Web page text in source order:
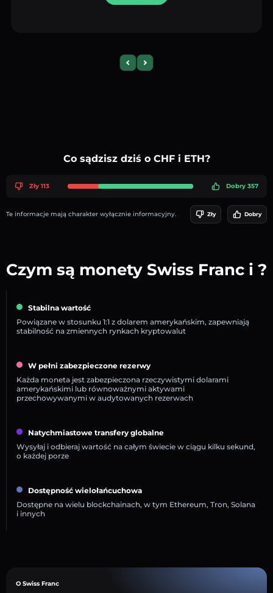
Previous slide
Next slide
Co sądzisz dziś o CHF i ETH?
Zły 113 Dobry 357
Te informacje mają charakter wyłącznie informacyjny. Zły Dobry
Czym są monety Swiss Franc i ?
Stabilna wartość
Powiązane w stosunku 1:1 z dolarem amerykańskim, zapewniają
stabilność na zmiennych rynkach kryptowalut
W pełni zabezpieczone rezerwy
Każda moneta jest zabezpieczona rzeczywistymi dolarami
amerykańskimi lub równoważnymi aktywami
przechowywanymi w audytowanych rezerwach
Natychmiastowe transfery globalne
Wysyłaj i odbieraj wartość na całym świecie w ciągu kilku sekund,
o każdej porze
Dostępność wielołańcuchowa
Dostępne na wielu blockchainach, w tym Ethereum, Tron, Solana
i innych
O Swiss Franc